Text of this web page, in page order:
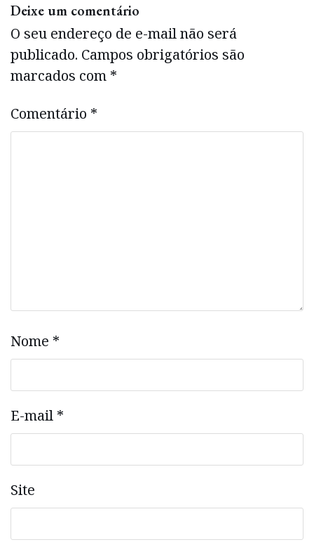
Deixe um comentário
O seu endereço de e-mail não será
publicado. Campos obrigatórios são
marcados com *
Comentário *
Nome *
E-mail *
Site